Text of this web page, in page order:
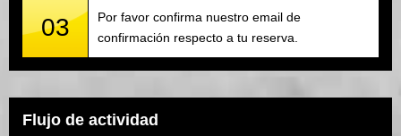
03
Por favor confirma nuestro email de
confirmación respecto a tu reserva.
Flujo de actividad